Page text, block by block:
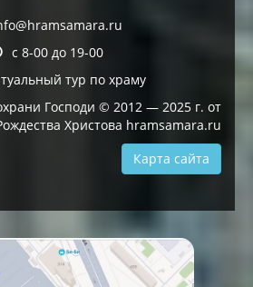
с 8-00 до 19-00
тур по храму
Господи © 2012 — 2025 г. от
Христова hramsamara.ru
Карта сайта